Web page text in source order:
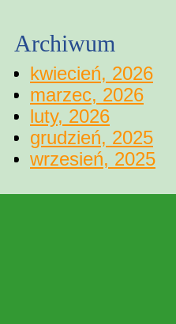
Archiwum
kwiecień, 2026
marzec, 2026
luty, 2026
grudzień, 2025
wrzesień, 2025